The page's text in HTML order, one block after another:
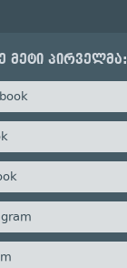
მეტი პირველმა: